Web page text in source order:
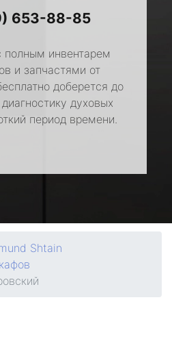
653-88-85
инвентарем
и запчастями от
доберется до
духовых
период времени.
Shtain